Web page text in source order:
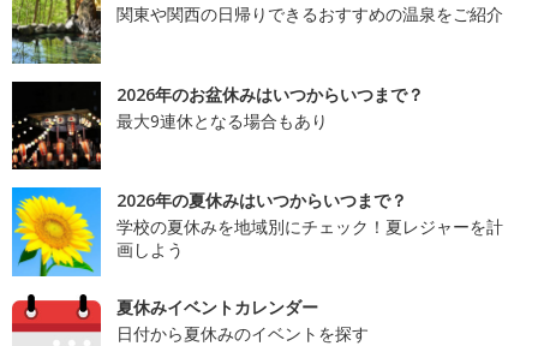
関東や関西の日帰りできるおすすめの温泉をご紹介
2026年のお盆休みはいつからいつまで？
最大9連休となる場合もあり
2026年の夏休みはいつからいつまで？
学校の夏休みを地域別にチェック！夏レジャーを計
画しよう
夏休みイベントカレンダー
日付から夏休みのイベントを探す